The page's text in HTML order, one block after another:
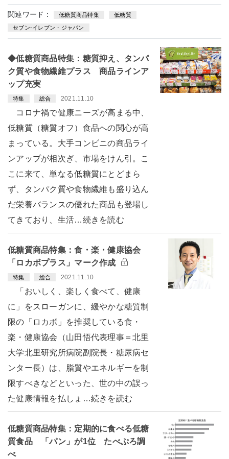
関連ワード： 低糖質商品特集 低糖質
セブン-イレブン・ジャパン
◆低糖質商品特集：糖質抑え、タンパ
ク質や食物繊維プラス 商品ラインア
ップ充実
特集 総合 2021.11.10
コロナ禍で健康ニーズが高まる中、
低糖質（糖質オフ）食品への関心が高
まっている。大手コンビニの商品ライ
ンアップが相次ぎ、市場をけん引。こ
こに来て、単なる低糖質にとどまら
ず、タンパク質や食物繊維も盛り込ん
だ栄養バランスの優れた商品も登場し
てきており、生活…続きを読む
低糖質商品特集：食・楽・健康協会
「ロカボプラス」マーク作成
特集 総合 2021.11.10
「おいしく、楽しく食べて、健康
に」をスローガンに、緩やかな糖質制
限の「ロカボ」を推奨している食・
楽・健康協会（山田悟代表理事＝北里
大学北里研究所病院副院長・糖尿病セ
ンター長）は、脂質やエネルギーを制
限すべきなどといった、世の中の誤っ
た健康情報を払しょ…続きを読む
低糖質商品特集：定期的に食べる低糖
質食品 「パン」が1位 たべぷろ調
べ